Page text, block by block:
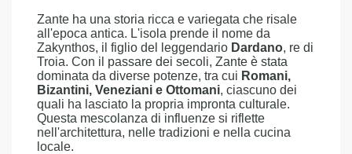
Zante ha una storia ricca e variegata che risale
all'epoca antica. L'isola prende il nome da
Zakynthos, il figlio del leggendario Dardano, re di
Troia. Con il passare dei secoli, Zante è stata
dominata da diverse potenze, tra cui Romani,
Bizantini, Veneziani e Ottomani, ciascuno dei
quali ha lasciato la propria impronta culturale.
Questa mescolanza di influenze si riflette
nell'architettura, nelle tradizioni e nella cucina
locale.